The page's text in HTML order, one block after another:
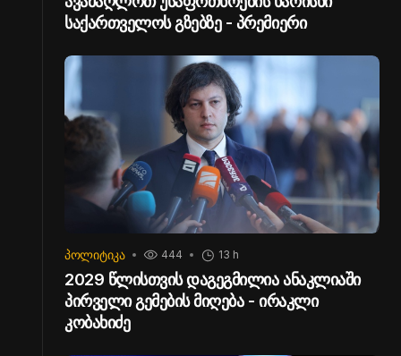
საქართველოს გზებზე - პრემიერი
ᲞᲝᲚᲘᲢᲘᲙᲐ 444 13 h
2029 წლისთვის დაგეგმილია ანაკლიაში
პირველი გემების მიღება - ირაკლი
კობახიძე